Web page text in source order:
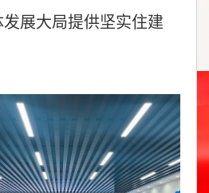
展大局提供坚实住建